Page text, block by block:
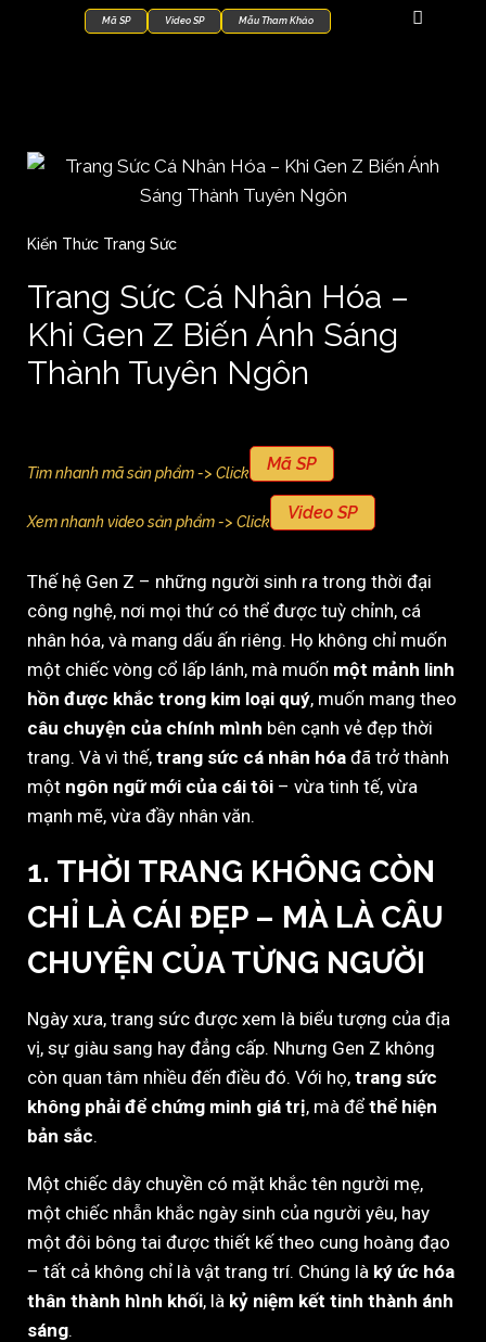
Mã SP Video SP Mẫu Tham Khảo
Kiến Thức Trang Sức
Trang Sức Cá Nhân Hóa –
Khi Gen Z Biến Ánh Sáng
Thành Tuyên Ngôn
Tìm nhanh mã sản phẩm -> Click Mã SP
Xem nhanh video sản phẩm -> Click Video SP
Thế hệ Gen Z – những người sinh ra trong thời đại
công nghệ, nơi mọi thứ có thể được tuỳ chỉnh, cá
nhân hóa, và mang dấu ấn riêng. Họ không chỉ muốn
một chiếc vòng cổ lấp lánh, mà muốn một mảnh linh
hồn được khắc trong kim loại quý, muốn mang theo
câu chuyện của chính mình bên cạnh vẻ đẹp thời
trang. Và vì thế, trang sức cá nhân hóa đã trở thành
một ngôn ngữ mới của cái tôi – vừa tinh tế, vừa
mạnh mẽ, vừa đầy nhân văn.
1. THỜI TRANG KHÔNG CÒN
CHỈ LÀ CÁI ĐẸP – MÀ LÀ CÂU
CHUYỆN CỦA TỪNG NGƯỜI
Ngày xưa, trang sức được xem là biểu tượng của địa
vị, sự giàu sang hay đẳng cấp. Nhưng Gen Z không
còn quan tâm nhiều đến điều đó. Với họ, trang sức
không phải để chứng minh giá trị, mà để thể hiện
bản sắc.
Một chiếc dây chuyền có mặt khắc tên người mẹ,
một chiếc nhẫn khắc ngày sinh của người yêu, hay
một đôi bông tai được thiết kế theo cung hoàng đạo
– tất cả không chỉ là vật trang trí. Chúng là ký ức hóa
thân thành hình khối, là kỷ niệm kết tinh thành ánh
sáng.